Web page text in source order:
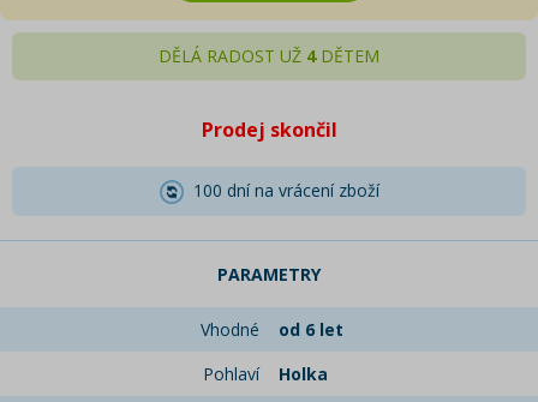
DĚLÁ RADOST UŽ 4DĚTEM
Prodej skončil
100 dní na vrácení zboží
PARAMETRY
Vhodné
od 6 let
Pohlaví
Holka